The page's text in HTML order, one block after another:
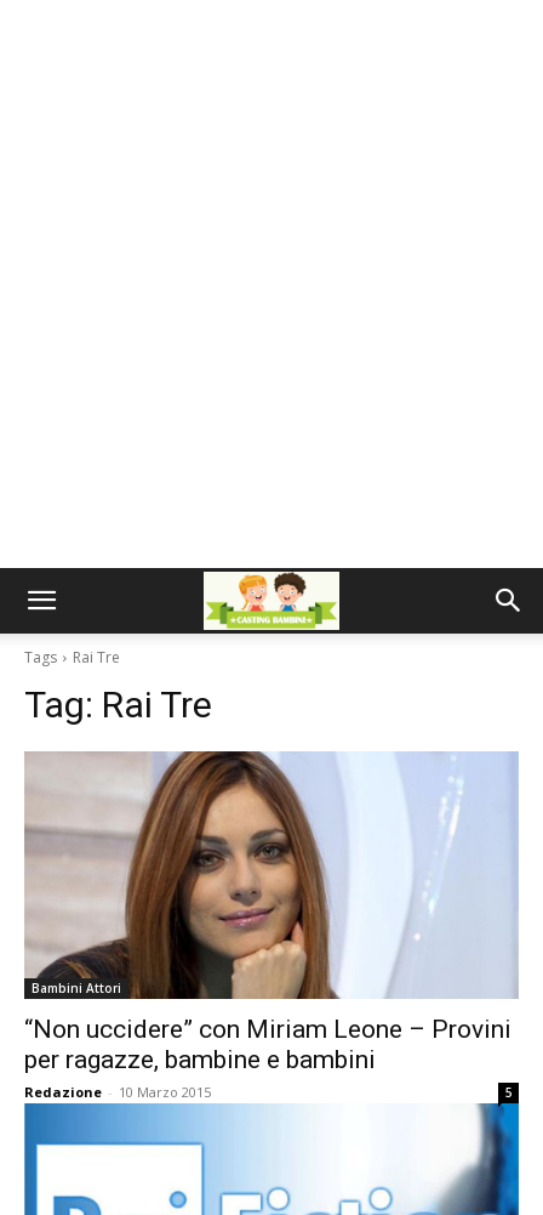
Tags Rai Tre
Tag: Rai Tre
Bambini Attori
“Non uccidere” con Miriam Leone – Provini
per ragazze, bambine e bambini
Redazione - 10 Marzo 2015 5